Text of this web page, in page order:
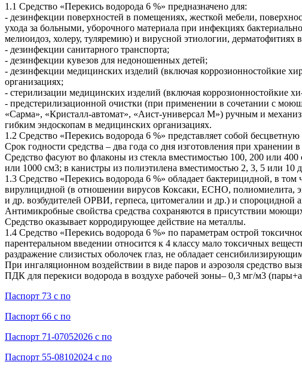
1.1 Средство «Перекись водорода 6 %» предназначено для:
- дезинфекции поверхностей в помещениях, жесткой мебели,
ухода за больными, уборочного материала при инфекциях
мелиоидоз, холеру, туляремию) и вирусной этиологии,
- дезинфекции санитарного транспорта;
- дезинфекции кувезов для недоношенных детей;
- дезинфекции медицинских изделий (включая коррозионностойкие
организациях;
- стерилизации медицинских изделий (включая коррозионностойкие
- предстерилизационной очистки (при применении в сочетании с
«Сарма», «Кристалл-автомат», «Аист-универсал М») ручным и
гибким эндоскопам в медицинских организациях.
1.2 Средство «Перекись водорода 6 %» представляет собой
Срок годности средства – два года со дня изготовления при хранении
Средство фасуют во флаконы из стекла вместимостью 100, 200 или
или 1000 см3; в канистры из полиэтилена вместимостью 2, 3, 5 или
1.3 Средство «Перекись водорода 6 %» обладает бактерицидной, в
вирулицидной (в отношении вирусов Коксаки, ЕСНО, полиомиелита,
и др. возбудителей ОРВИ, герпеса, цитомегалии и др.) и спороцидной
Антимикробные свойства средства сохраняются в присутствии
Средство оказывает корродирующее действие на металлы.
1.4 Средство «Перекись водорода 6 %» по параметрам острой
парентеральном введении относится к 4 классу мало токсичных
раздражение слизистых оболочек глаз, не обладает
При ингаляционном воздействии в виде паров и аэрозоля средство
ПДК для перекиси водорода в воздухе рабочей зоны– 0,3 мг/м3
Паспорт 73 с по
Паспорт 66 с по
Паспорт 71-07052026 с по
Паспорт 55-08102024 с по